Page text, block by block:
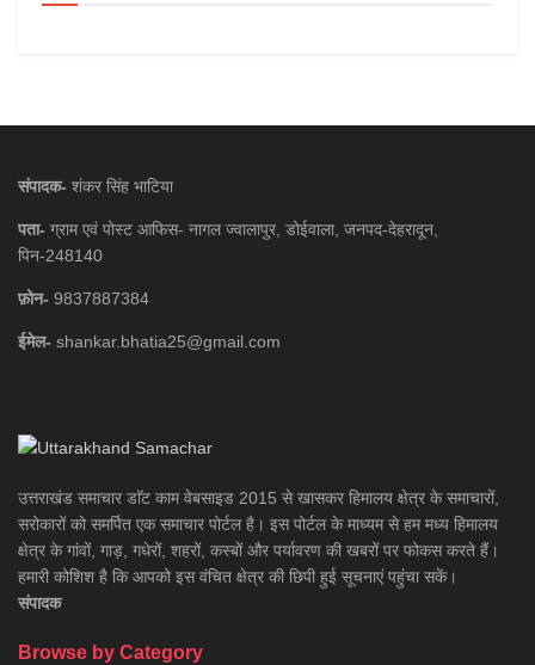
संपादक- शंकर सिंह भाटिया
पता- ग्राम एवं पोस्ट आफिस- नागल ज्वालापुर, डोईवाला, जनपद-देहरादून,
पिन-248140
फ़ोन- 9837887384
ईमेल- shankar.bhatia25@gmail.com
उत्तराखंड समाचार डाॅट काम वेबसाइड 2015 से खासकर हिमालय क्षेत्र के समाचारों,
सरोकारों को समर्पित एक समाचार पोर्टल है। इस पोर्टल के माध्यम से हम मध्य हिमालय
क्षेत्र के गांवों, गाड़, गधेरों, शहरों, कस्बों और पर्यावरण की खबरों पर फोकस करते हैं।
हमारी कोशिश है कि आपको इस वंचित क्षेत्र की छिपी हुई सूचनाएं पहुंचा सकें।
संपादक
Browse by Category